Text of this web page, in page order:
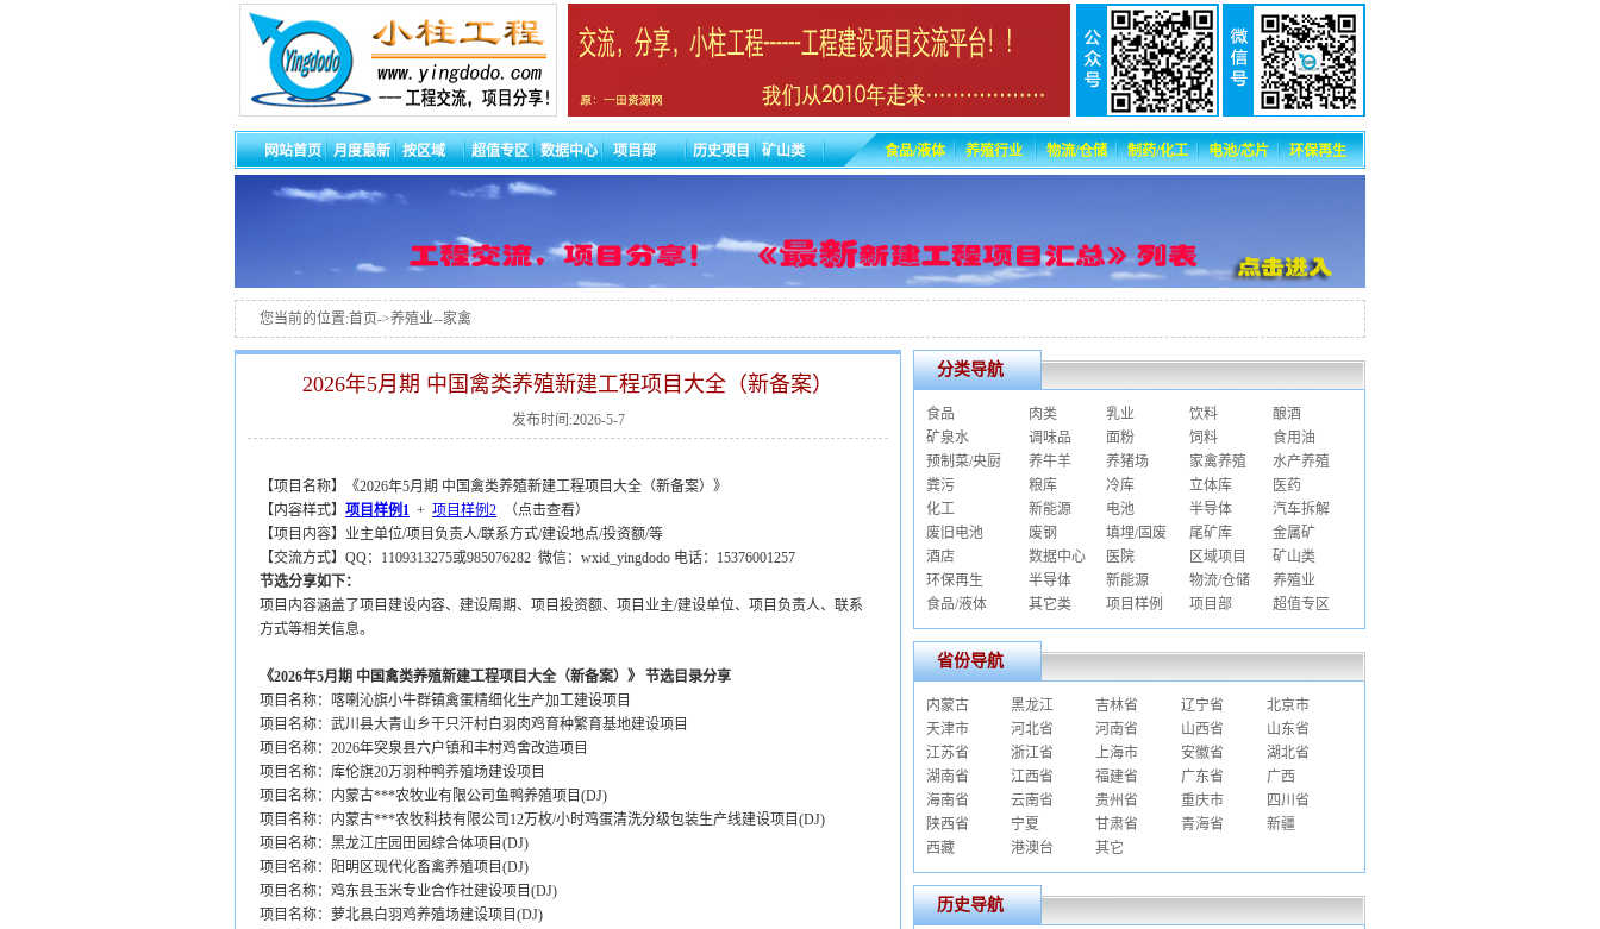
网站首页 月度最新 按区域 超值专区 数据中心 项目部 历史项目 矿山类 食品/液体 养殖行业 物流/仓储 制药/化工 电池/芯片 环保再生
您当前的位置:首页->养殖业--家禽
2026年5月期 中国禽类养殖新建工程项目大全（新备案）
发布时间:2026-5-7
【项目名称】《2026年5月期 中国禽类养殖新建工程项目大全（新备案）》
【内容样式】 项目样例1 + 项目样例2 （点击查看）
【项目内容】业主单位/项目负责人/联系方式/建设地点/投资额/等
【交流方式】QQ：1109313275或985076282 微信：wxid_yingdodo 电话：15376001257
节选分享如下：
项目内容涵盖了项目建设内容、建设周期、项目投资额、项目业主/建设单位、项目负责人、联系
方式等相关信息。
《2026年5月期 中国禽类养殖新建工程项目大全（新备案）》 节选目录分享
项目名称：喀喇沁旗小牛群镇禽蛋精细化生产加工建设项目
项目名称：武川县大青山乡干只汗村白羽肉鸡育种繁育基地建设项目
项目名称：2026年突泉县六户镇和丰村鸡舍改造项目
项目名称：库伦旗20万羽种鸭养殖场建设项目
项目名称：内蒙古***农牧业有限公司鱼鸭养殖项目(DJ)
项目名称：内蒙古***农牧科技有限公司12万枚/小时鸡蛋清洗分级包装生产线建设项目(DJ)
项目名称：黑龙江庄园田园综合体项目(DJ)
项目名称：阳明区现代化畜禽养殖项目(DJ)
项目名称：鸡东县玉米专业合作社建设项目(DJ)
项目名称：萝北县白羽鸡养殖场建设项目(DJ)
分类导航
食品 肉类 乳业 饮料
酿酒
矿泉水
调味品 面粉 饲料
食用油
预制菜/央厨
养牛羊 养猪场 家禽养殖
水产养殖
粪污
粮库 冷库 立体库
医药
化工
新能源 电池 半导体
汽车拆解
废旧电池
废钢 填埋/固废 尾矿库
金属矿
酒店
数据中心 医院 区域项目
矿山类
环保再生
半导体 新能源 物流/仓储
养殖业
食品/液体
其它类 项目样例 项目部 超值专区
省份导航
内蒙古 黑龙江 吉林省 辽宁省
北京市
天津市
河北省 河南省 山西省
山东省
江苏省
浙江省 上海市 安徽省
湖北省
湖南省
江西省 福建省 广东省
广西
海南省
云南省 贵州省 重庆市
四川省
陕西省
宁夏 甘肃省 青海省
新疆
西藏
港澳台 其它
历史导航